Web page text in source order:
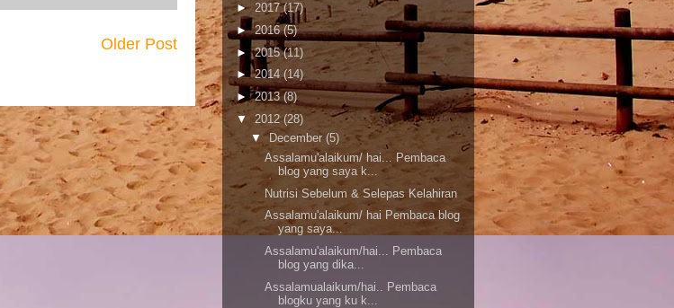
Older Post
► 2017(17)
►2016(5)
►2015(11)
►2014(14)
►2013(8)
▼ 2012(28)
▼December (5)
Assalamu'alaikum/ hai... Pembaca
blog yang saya k...
Nutrisi Sebelum & Selepas Kelahiran
Assalamu'alaikum/ hai Pembaca blog
yang saya...
Assalamu'alaikum/hai... Pembaca
blog yang dika...
Assalamualaikum/hai.. Pembaca
blogku yang ku k...